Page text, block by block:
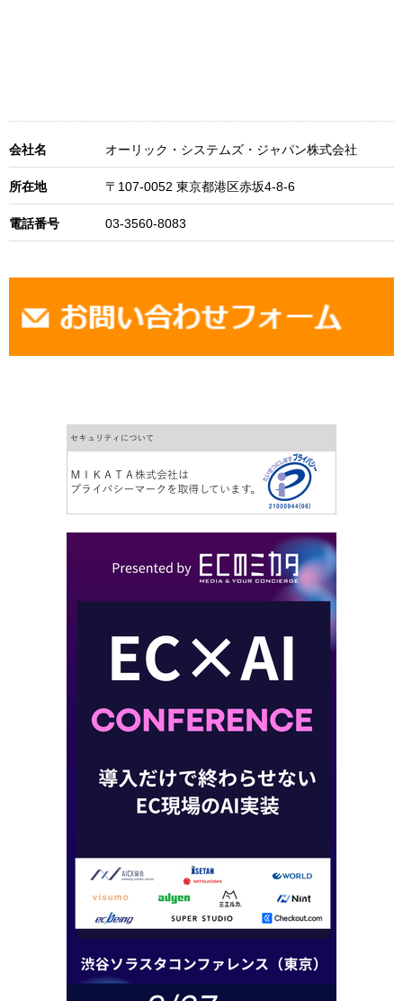
会社名 オーリック・システムズ・ジャパン株式会社
所在地 〒107-0052 東京都港区赤坂4-8-6
電話番号 03-3560-8083